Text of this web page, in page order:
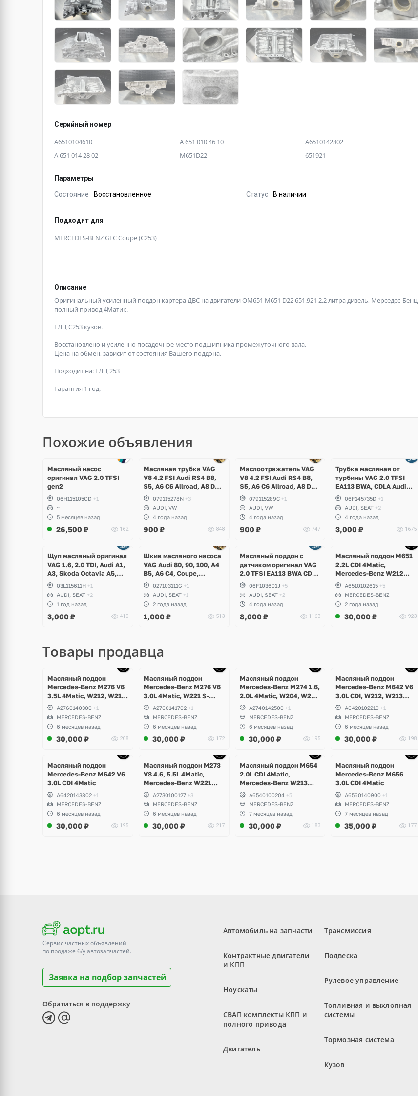
Серийный номер
A6510104610 A 651 010 46 10
A6510142802
A 651 014 28 02
M651D22 651921
Параметры
Состояние Восстановленное Статус В наличии
Подходит для
MERCEDES-BENZ GLC Coupe (C253)
Описание
Оригинальный усиленный поддон картера ДВС на двигатели ОМ651 М651 D22 651.921 2.2 литра дизель, Мерседес-Бенц
полный привод 4Матик.
ГЛЦ С253 кузов.
Восстановлено и усиленно посадочное место подшипника промежуточного вала.
Цена на обмен, зависит от состояния Вашего поддона.
Подходит на: ГЛЦ 253
Гарантия 1 год.
Похожие объявления
Масляный насос
оригинал VAG 2.0 TFSI
gen2
06H115105GD +1
~
5 месяцев назад
26,500 ₽ 162
Масляная трубка VAG
V8 4.2 FSI Audi RS4 B8,
S5, A6 C6 Allroad, A8 D3,
Q7, Volkswagen Touareg
079115278N +3
AUDI, VW
4 года назад
900 ₽ 848
Маслоотражатель VAG
V8 4.2 FSI Audi RS4 B8,
S5, A6 C6 Allroad, A8 D3,
Q7, Volkswagen Touareg
079115289C +1
AUDI, VW
4 года назад
900 ₽ 747
Трубка масляная от
турбины VAG 2.0 TFSI
EA113 BWA, CDLA Audi
A3, TT, Volkswagen Golf
V GTI, Passat B6, Eos,
Skoda Octavia A5 RS,
Seat Leon Cupra
06F145735D +1
AUDI, SEAT +2
4 года назад
3,000 ₽ 1675
Щуп масляный оригинал
VAG 1.6, 2.0 TDI, Audi A1,
A3, Skoda Octavia A5,
Superb, Yeti, Rapid,
Volkswagen Golf V, VI,
Plus, Jetta, Scirocco,
Caddy, Passat B6, B7,
Polo, Touran, Seat Leon,
03L115611H +1
AUDI, SEAT +2
1 год назад
3,000 ₽ 410
Шкив масляного насоса
VAG Audi 80, 90, 100, A4
B5, A6 C4, Coupe,
Volkswagen Golf 1, 2, 3,
Corrado, Scirocco, Jetta,
Passat B2, B3, B4, B5,
Seat Toledo, Cordoba,
Ibiza
027103111G +1
AUDI, SEAT +1
2 года назад
1,000 ₽ 513
Масляный поддон с
датчиком оригинал VAG
2.0 TFSI EA113 BWA CDLA
CDLC CDLG
06F103601J +5
AUDI, SEAT +2
4 года назад
8,000 ₽ 1163
Масляный поддон M651
2.2L CDI 4Matic,
Mercedes-Benz W212
E250d, W204 GLK
A6510102615 +5
MERCEDES-BENZ
2 года назад
30,000 ₽ 923
Товары продавца
Масляный поддон
Mercedes-Benz M276 V6
3.5L 4Matic, W212, W213,
W207, W253 GLC 43
AMG, GLE W166, GLK
X204, W217, W221, W222
S-Class, Maybach
A2760140300 +1
MERCEDES-BENZ
6 месяцев назад
30,000 ₽ 208
Масляный поддон
Mercedes-Benz M276 V6
3.0L 4Matic, W221 S-
ClassA2760141702 +1
MERCEDES-BENZ
6 месяцев назад
30,000 ₽ 172
Масляный поддон
Mercedes-Benz M274 1.6,
2.0L 4Matic, W204, W205
C-Class, GLK, W212,
W213 E-Class, W253 GLC
A2740142500 +1
MERCEDES-BENZ
6 месяцев назад
30,000 ₽ 195
Масляный поддон
Mercedes-Benz M642 V6
3.0L CDI, W212, W213
E350d, W463 G350d,
W253 GLC 350d, W166
GL, GLE, GLS, W292
GLE350d, W251 R350d,
W217, W222 S400d
A6420102210 +1
MERCEDES-BENZ
6 месяцев назад
30,000 ₽ 198
Масляный поддон
Mercedes-Benz M642 V6
3.0L CDI 4Matic
A6420143802 +1
MERCEDES-BENZ
6 месяцев назад
30,000 ₽ 195
Масляный поддон M273
V8 4.6, 5.5L 4Matic,
Mercedes-Benz W221
S500A2730100127 +3
MERCEDES-BENZ
6 месяцев назад
30,000 ₽ 217
Масляный поддон M654
2.0L CDI 4Matic,
Mercedes-Benz W213
E220dA6540100204 +5
MERCEDES-BENZ
7 месяцев назад
30,000 ₽ 183
Масляный поддон
Mercedes-Benz M656
3.0L CDI 4Matic
A6560140900 +1
MERCEDES-BENZ
7 месяцев назад
35,000 ₽ 177
Сервис частных объявлений
по продаже б/уавтозапчастей.
Заявка на подбор запчастей
Обратиться в поддержку
Автомобиль на запчасти
Контрактные двигатели
и КПП
Ноускаты
СВАП комплекты КПП и
полного привода
Двигатель
Трансмиссия
Подвеска
Рулевое управление
Топливная и выхлопная
системы
Тормозная система
Кузов